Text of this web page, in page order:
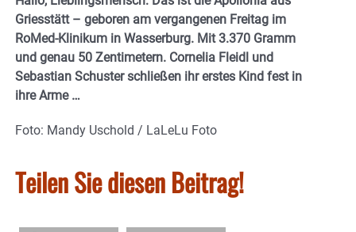
Griesstätt – geboren am vergangenen Freitag im
RoMed-Klinikum in Wasserburg. Mit 3.370 Gramm
und genau 50 Zentimetern. Cornelia Fleidl und
Sebastian Schuster schließen ihr erstes Kind fest in
ihre Arme …
Foto: Mandy Uschold / LaLeLu Foto
Teilen Sie diesen Beitrag!